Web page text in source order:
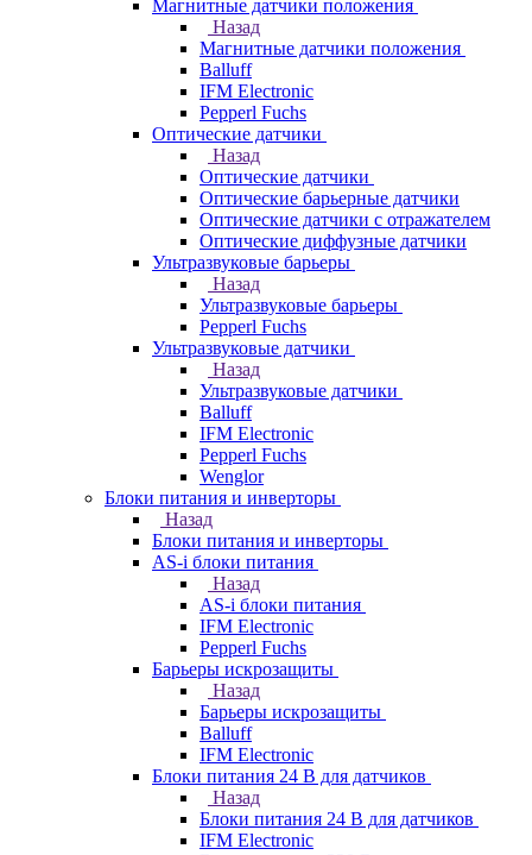
Магнитные датчики положения
Назад
Магнитные датчики положения
Balluff
IFM Electronic
Pepperl Fuchs
Оптические датчики
Назад
Оптические датчики
Оптические барьерные датчики
Оптические датчики с отражателем
Оптические диффузные датчики
Ультразвуковые барьеры
Назад
Ультразвуковые барьеры
Pepperl Fuchs
Ультразвуковые датчики
Назад
Ультразвуковые датчики
Balluff
IFM Electronic
Pepperl Fuchs
Wenglor
Блоки питания и инверторы
Назад
Блоки питания и инверторы
AS-i блоки питания
Назад
AS-i блоки питания
IFM Electronic
Pepperl Fuchs
Барьеры искрозащиты
Назад
Барьеры искрозащиты
Balluff
IFM Electronic
Блоки питания 24 В для датчиков
Назад
Блоки питания 24 В для датчиков
IFM Electronic